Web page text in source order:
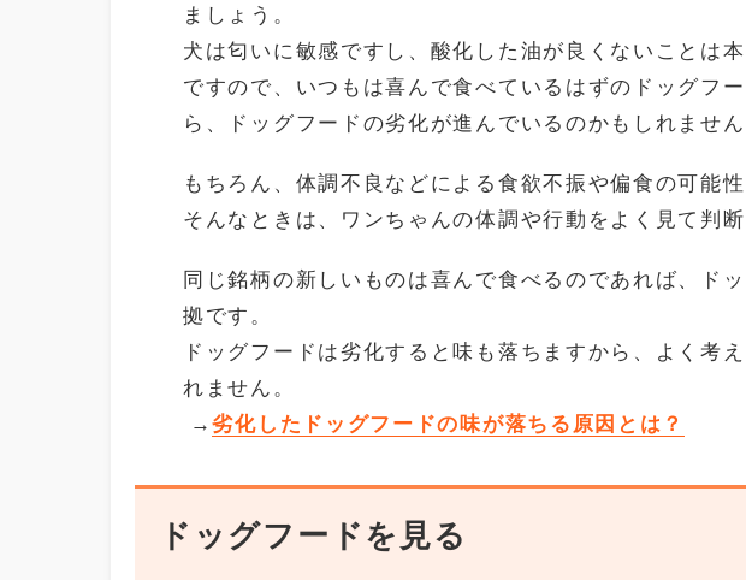
ましょう。
犬は匂いに敏感ですし、酸化した油が良くないことは
ですので、いつもは喜んで食べているはずのドッグフ
ら、ドッグフードの劣化が進んでいるのかもしれません
もちろん、体調不良などによる食欲不振や偏食の可能性
そんなときは、ワンちゃんの体調や行動をよく見て判断
同じ銘柄の新しいものは喜んで食べるのであれば、ド
拠です。
ドッグフードは劣化すると味も落ちますから、よく考
れません。
→劣化したドッグフードの味が落ちる原因とは？
ドッグフードを見る